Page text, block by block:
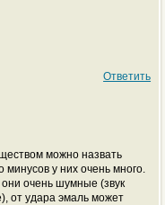
Ответить
можно назвать
минусов у них очень много.
очень шумные (звук
от удара эмаль может